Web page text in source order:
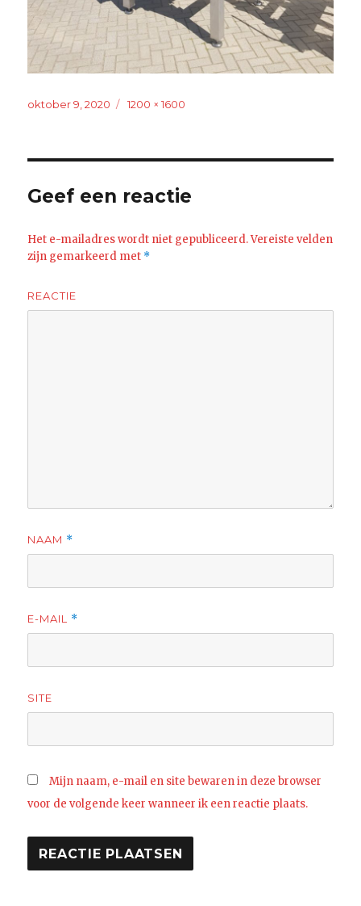
Geplaatst
oktober 9, 2020
Volledige
1200 × 1600
Geef een reactie
Het e-mailadres wordt niet gepubliceerd.Vereiste velden
zijn gemarkeerd met *
REACTIE
NAAM *
E-MAIL *
SITE
Mijn naam, e-mail en site bewaren in deze browser
voor de volgende keer wanneer ik een reactie plaats.